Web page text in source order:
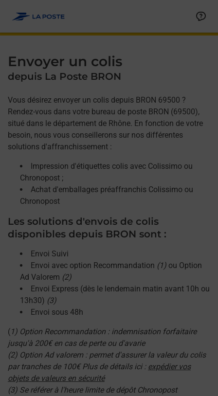
Envoyer un colis
depuis La Poste BRON
Vous désirez envoyer un colis depuis BRON 69500 ?
Rendez-vous dans votre bureau de poste BRON (69500),
situé dans le département de Rhône. En fonction de votre
besoin, nous vous conseillerons sur nos différentes
solutions d'affranchissement :
Impression d'étiquettes colis avec Colissimo ou
Chronopost ;
Achat d'emballages préaffranchis Colissimo ou
Chronopost
Les solutions d'envois de colis
disponibles depuis BRON sont :
Envoi Suivi
Envoi avec option Recommandation (1) ou Option
Ad Valorem (2)
Envoi Express (dès le lendemain matin avant 10h ou
13h30) (3)
Envoi sous 48h
( 1) Option Recommandation : indemnisation forfaitaire
jusqu'à 200€ en cas de perte ou d'avarie
(2) Option Ad valorem : permet d'assurer la valeur du colis
par tranches de 100€ Plus de détails ici : expédier vos
objets de valeurs en sécurité
(3) Se référer à l'heure limite de dépôt Chronopost